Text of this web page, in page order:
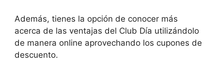
Además, tienes la opción de conocer más
acerca de las ventajas del Club Día utilizándolo
de manera online aprovechando los cupones de
descuento.